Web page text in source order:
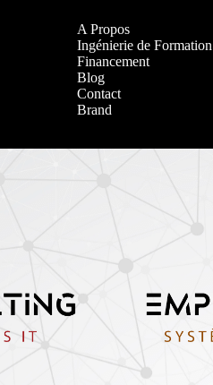
A Propos
Ingénierie de Formation
Financement
Blog
Contact
Brand